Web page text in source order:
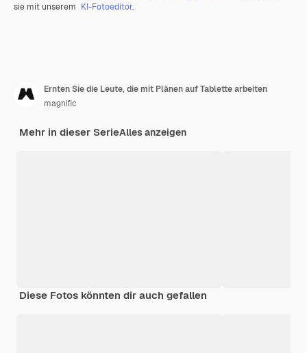
sie mit unserem KI-Fotoeditor.
Ernten Sie die Leute, die mit Plänen auf Tablette arbeiten
magnific
Mehr in dieser SerieAlles anzeigen
Diese Fotos könnten dir auch gefallen